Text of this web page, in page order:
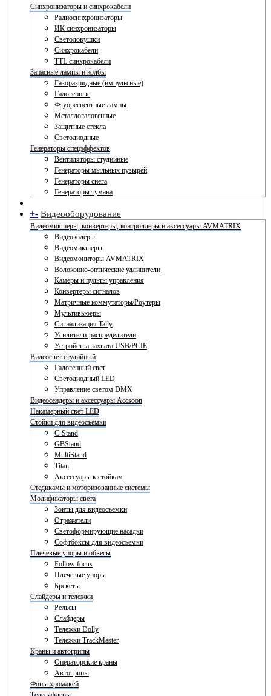
Синхронизаторы и синхрокабели
Радиосинхронизаторы
ИК синхронизаторы
Светоловушки
Синхрокабели
TTL синхрокабели
Запасные лампы и колбы
Газоразрядные (импульсные)
Галогенные
Флуоресцентные лампы
Металлогалогенные
Защитные стекла
Светодиодные
Генераторы спецэффектов
Вентиляторы студийные
Генераторы мыльных пузырей
Генераторы снега
Генераторы тумана
+- Видеооборудование
Видеомикшеры, конвертеры, контроллеры и аксессуары AVMATRIX
Видеокодеры
Видеомикшеры
Видеомониторы AVMATRIX
Волоконно-оптические удлинители
Камеры и пульты управления
Конвертеры сигналов
Матричные коммутаторы/Роутеры
Мультивьюеры
Сигнализация Tally
Усилители-распределители
Устройства захвата USB/PCIE
Видеосвет студийный
Галогенный свет
Светодиодный LED
Управление светом DMX
Видеосендеры и аксессуары Accsoon
Накамерный свет LED
Стойки для видеосъемки
C-Stand
GBStand
MultiStand
Titan
Аксессуары к стойкам
Стедикамы и моторизованные системы
Модификаторы света
Зонты для видеосъемки
Отражатели
Светоформирующие насадки
Софтбоксы для видеосъемки
Плечевые упоры и обвесы
Follow focus
Плечевые упоры
Брекеты
Слайдеры и тележки
Рельсы
Слайдеры
Тележки Dolly
Тележки TrackMaster
Краны и автогрипы
Операторские краны
Автогрипы
Фоны хромакей